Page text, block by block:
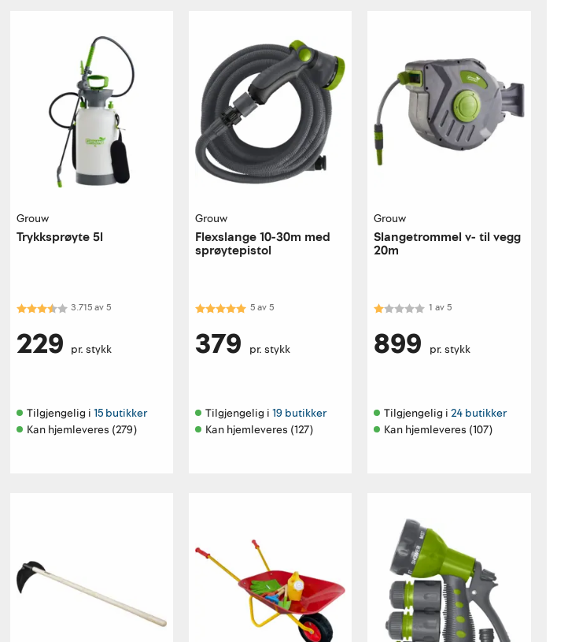
Grouw
Trykksprøyte 5l
Karakter:3.7 av 5 mulige
3.715av5
229 pr. stykk
Tilgjengelig i 15 butikker
Kan hjemleveres (279)
Grouw
Flexslange 10-30m med
sprøytepistol
Karakter:5.0 av 5 mulige
5av5
379 pr. stykk
Tilgjengelig i 19 butikker
Kan hjemleveres (127)
Grouw
Slangetrommel v- til vegg
20m
Karakter:1.0 av 5 mulige
1 av5
899 pr. stykk
Tilgjengelig i 24 butikker
Kan hjemleveres (107)